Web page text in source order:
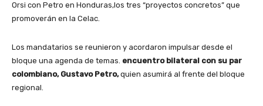
Orsi con Petro en Honduras,los tres “proyectos concretos” que
promoverán en la Celac.
Los mandatarios se reunieron y acordaron impulsar desde el
bloque una agenda de temas. encuentro bilateral con su par
colombiano, Gustavo Petro,quien asumirá al frente del bloque
regional.